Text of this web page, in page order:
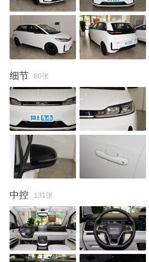
细节 80张
中控 131张